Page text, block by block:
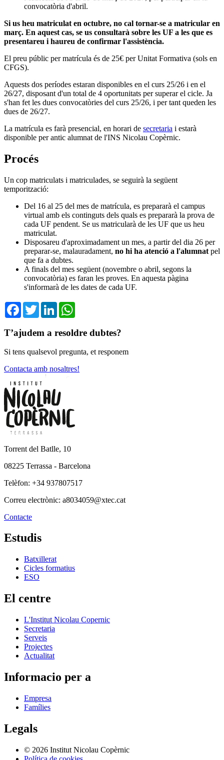
convocatòria d'abril.
Si us heu matriculat en octubre, no cal tornar-se a matricular en
març. En aquest cas, se us consultarà sobre les UF a les que es
presentareu i haureu de confirmar l'assistència.
El preu públic per matrícula és de 25€ per Unitat Formativa (sols en
CFGS).
Aquests dos períodes estaran disponibles en el curs 25/26 i en el
26/27, disposant d'un total de 4 oportunitats per superar el cicle. Ja
s'han fet les dues convocatòries del curs 25/26, i per tant queden les
dues de 26/27.
La matrícula es farà presencial, en horari de secretaria i estarà
disponible per antic alumnat de l'INS Nicolau Copèrnic.
Procés
Un cop matriculats i matriculades, se seguirà la següent
temporització:
Del 16 al 25 del mes de matrícula, es prepararà el campus
virtual amb els continguts dels quals es prepararà la prova de
cada UF pendent. Se us matricularà de les UF que us heu
matriculat.
Disposareu d'aproximadament un mes, a partir del dia 26 per
preparar-se, malauradament, no hi ha atenció a l'alumnat pel
que fa a dubtes.
A finals del mes següent (novembre o abril, segons la
convocatòria) es faran les proves. En aquesta pàgina
s'informarà de les dates de cada UF.
FacebookTwitterLinkedIn
T’ajudem a resoldre dubtes?
Si tens qualsevol pregunta, et responem
Contacta amb nosaltres!
Torrent del Batlle, 10
08225 Terrassa - Barcelona
Telèfon: +34 937807517
Correu electrònic: a8034059@xtec.cat
Contacte
Estudis
Batxillerat
Cicles formatius
ESO
El centre
L'Institut Nicolau Copernic
Secretaria
Serveis
Projectes
Actualitat
Informacio per a
Empresa
Famílies
Legals
© 2026 Institut Nicolau Copèrnic